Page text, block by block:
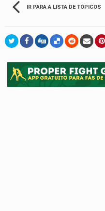
IR PARA A LISTA DE TÓPICOS